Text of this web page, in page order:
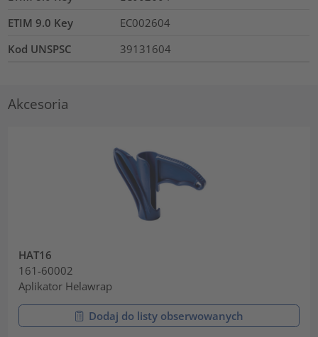
ETIM 9.0 Key
EC002604
Kod UNSPSC
39131604
Akcesoria
HAT16
161-60002
Aplikator Helawrap
Dodaj do listy obserwowanych